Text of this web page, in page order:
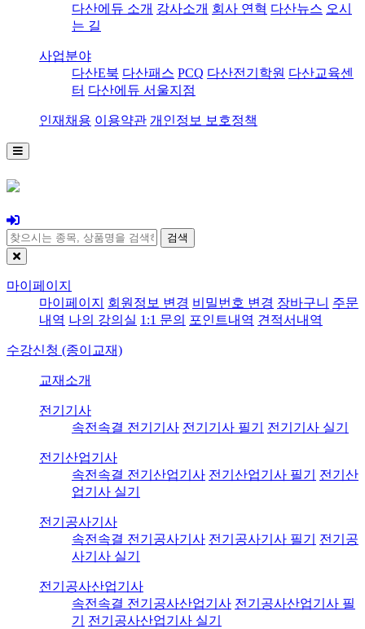
다산에듀 소개 강사소개 회사 연혁 다산뉴스 오시
는 길
사업분야
다산E북 다산패스 PCQ 다산전기학원 다산교육센
터 다산에듀 서울지점
인재채용 이용약관 개인정보 보호정책
검색
마이페이지
마이페이지
회원정보 변경 비밀번호 변경 장바구니 주문
내역 나의 강의실 1:1 문의 포인트내역 견적서내역
수강신청 (종이교재)
교재소개
전기기사
속전속결 전기기사 전기기사 필기 전기기사 실기
전기산업기사
속전속결 전기산업기사 전기산업기사 필기
전기산
업기사 실기
전기공사기사
속전속결 전기공사기사 전기공사기사 필기
전기공
사기사 실기
전기공사산업기사
속전속결 전기공사산업기사 전기공사산업기사 필
기
전기공사산업기사 실기